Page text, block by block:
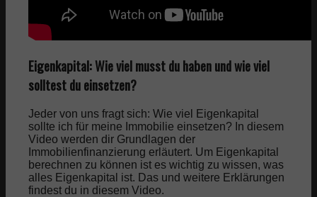
Eigenkapital: Wie viel musst du haben und wie viel
solltest du einsetzen?
Jeder von uns fragt sich: Wie viel Eigenkapital
sollte ich für meine Immobilie einsetzen? In diesem
Video werden dir Grundlagen der
Immobilienfinanzierung erläutert. Um Eigenkapital
berechnen zu können ist es wichtig zu wissen, was
alles Eigenkapital ist. Das und weitere Erklärungen
findest du in diesem Video.